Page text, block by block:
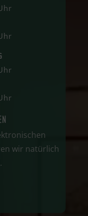
wir natürlich